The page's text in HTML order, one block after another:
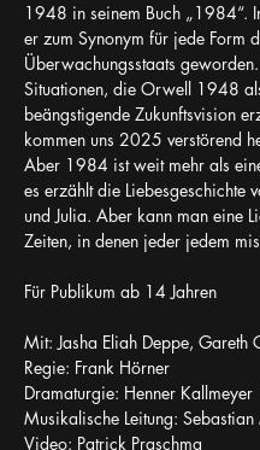
1948 in seinem Buch „1984“.
er zum Synonym für jede Form
Überwachungsstaats
Situationen, die Orwell 1948
beängstigende Zukunftsvision
kommen uns 2025 verstörend
Aber 1984 ist weit mehr als
es erzählt die Liebesgeschichte
und Julia. Aber kann man eine
Zeiten, in denen jeder jedem
Für Publikum ab 14 Jahren
Mit: Jasha Eliah Deppe, Gareth
Regie: Frank Hörner
Dramaturgie: Henner Kallmeyer
Musikalische Leitung:
Video: Patrick Praschma